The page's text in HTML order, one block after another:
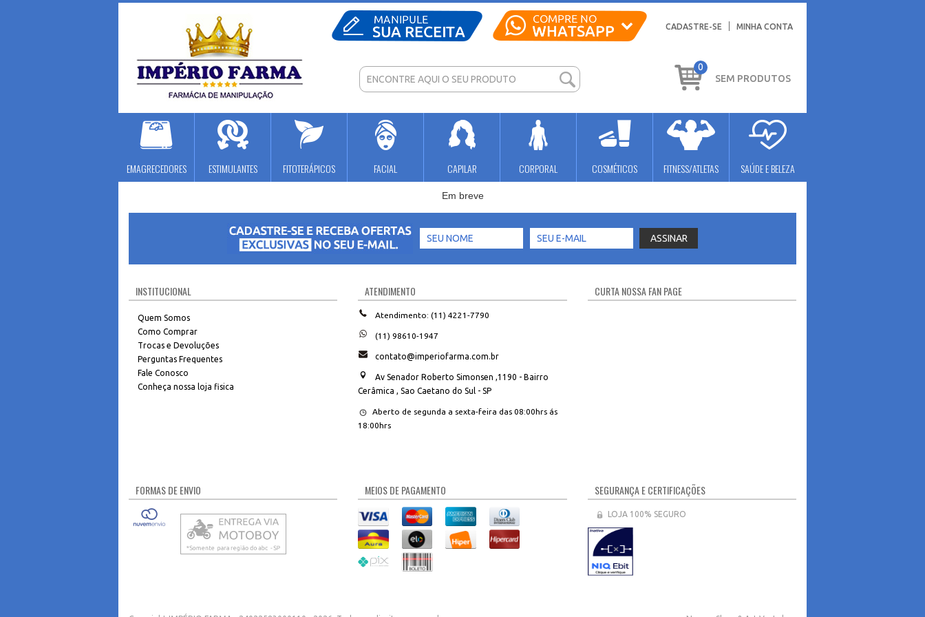
CADASTRE-SE MINHA CONTA
0
SEM PRODUTOS
EMAGRECEDORES ESTIMULANTES FITOTERÁPICOS FACIAL CAPILAR CORPORAL COSMÉTICOS FITNESS/ATLETAS SAÚDE E BELEZA
Em breve
INSTITUCIONAL
Quem Somos
Como Comprar
Trocas e Devoluções
Perguntas Frequentes
Fale Conosco
Conheça nossa loja fisica
ATENDIMENTO
Atendimento: (11) 4221-7790
(11) 98610-1947
contato@imperiofarma.com.br
Av Senador Roberto Simonsen ,1190 - Bairro
Cerâmica , Sao Caetano do Sul - SP
Aberto de segunda a sexta-feira das 08:00hrs ás
18:00hrs
CURTA NOSSA FAN PAGE
FORMAS DE ENVIO MEIOS DE PAGAMENTO SEGURANÇA E CERTIFICAÇÕES
LOJA 100% SEGURO